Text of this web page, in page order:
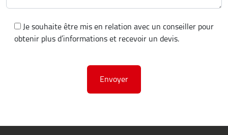
Je souhaite être mis en relation avec un conseiller pour
obtenir plus d’informations et recevoir un devis.